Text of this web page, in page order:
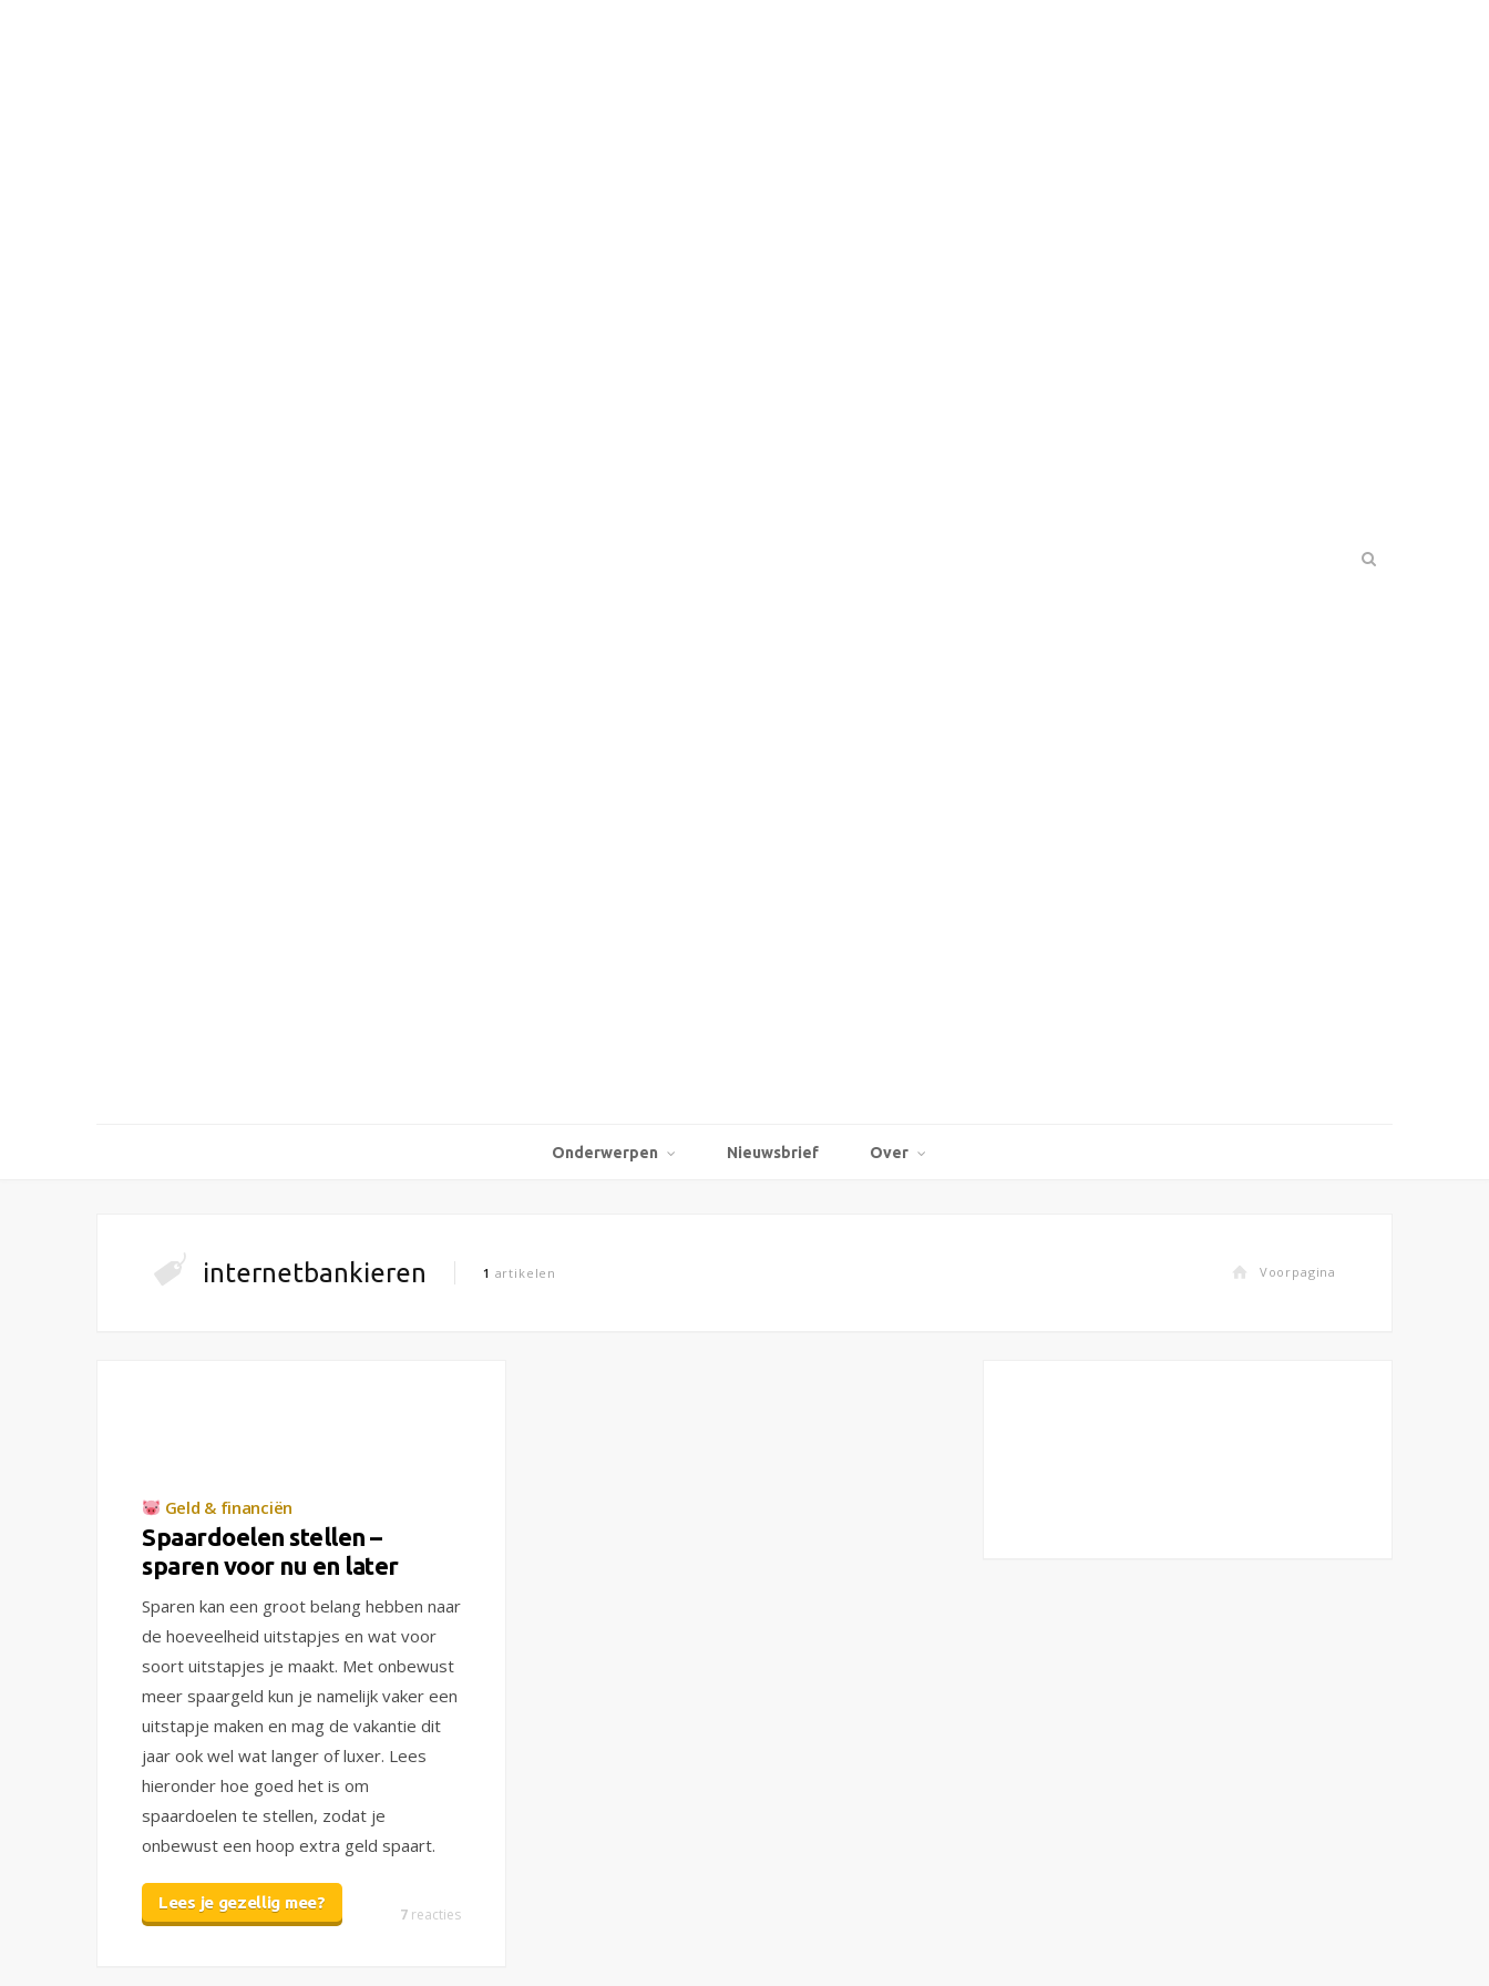
Onderwerpen Nieuwsbrief Over
internetbankieren 1 artikelen Voorpagina
Geld & financiën
Spaardoelen stellen –
sparen voor nu en later
Sparen kan een groot belang hebben naar
de hoeveelheid uitstapjes en wat voor
soort uitstapjes je maakt. Met onbewust
meer spaargeld kun je namelijk vaker een
uitstapje maken en mag de vakantie dit
jaar ook wel wat langer of luxer. Lees
hieronder hoe goed het is om
spaardoelen te stellen, zodat je
onbewust een hoop extra geld spaart.
Lees je gezellig mee?
7 reacties